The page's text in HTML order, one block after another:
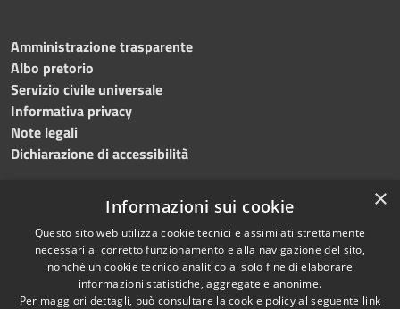
Amministrazione trasparente
Albo pretorio
Servizio civile universale
Informativa privacy
Note legali
Dichiarazione di accessibilità
RSS
Accessibilità
Cookie
Copyright © 2023 •
Comune di Noicàttaro
Powered byMunicipium
Redazione•Portale
×
Informazioni sui cookie
Questo sito web utilizza cookie tecnici e assimilati strettamente
necessari al corretto funzionamento e alla navigazione del sito,
nonché un cookie tecnico analitico al solo fine di elaborare
informazioni statistiche, aggregate e anonime.
Per maggiori dettagli, può consultare la cookie policy al seguente link